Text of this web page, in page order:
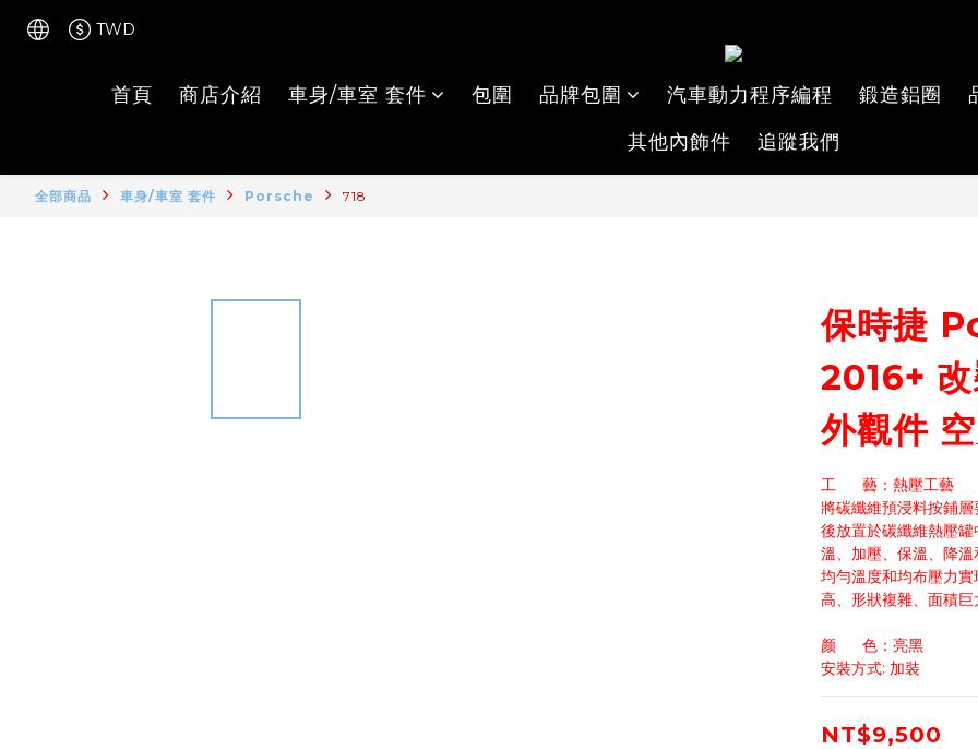
TWD
首頁 商店介紹 車身/車室 套件 包圍 品牌包圍 汽車動力程序編程 鍛造鋁圈
其他內飾件
追蹤我們
全部商品 車身/車室 套件 Porsche 718
保時捷
2016+
外觀件
工      藝：熱壓工藝
將碳纖維預浸料按鋪
後放置於碳纖維熱壓
溫、加壓、保溫、降
均勻溫度和均布壓力
高、形狀複雜、面積
颜      色：亮黑
安裝方式: 加裝
NT$9,500